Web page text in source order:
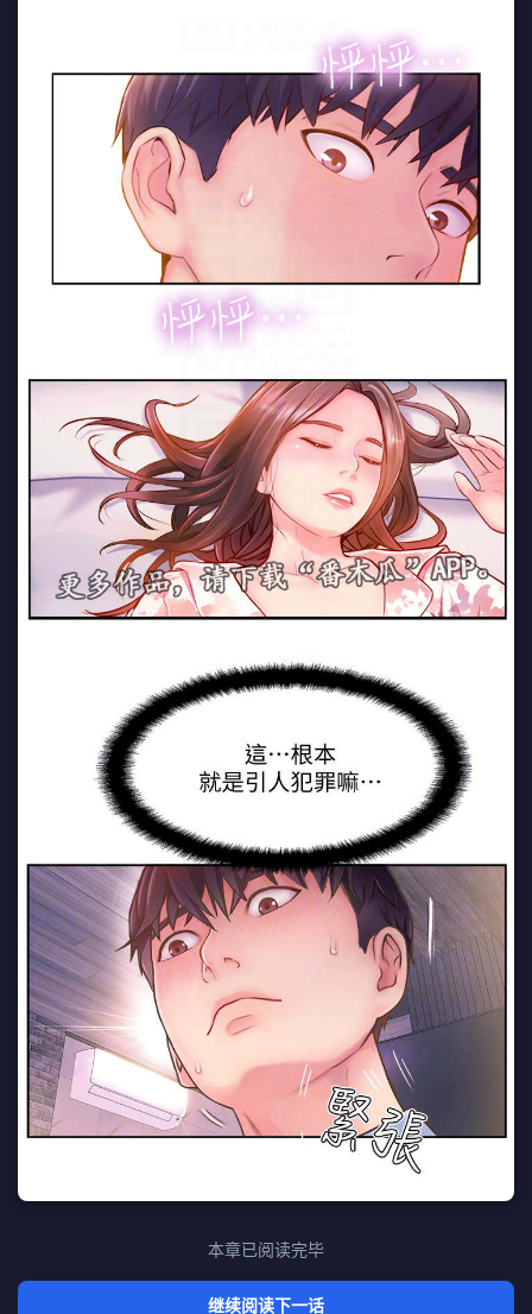
本章已阅读完毕
继续阅读下一话